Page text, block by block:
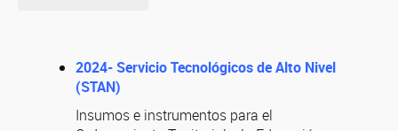
2024- Servicio Tecnológicos de Alto Nivel
(STAN)
Insumos e instrumentos para el